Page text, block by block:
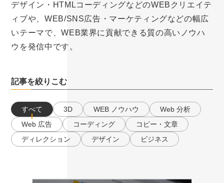
デザイン・HTMLコーディングなどのWEBクリエイテ
ィブや、WEB/SNS広告・マーケティングなどの幅広
いテーマで、WEB業界に貢献できる質の高いノウハ
ウを発信中です。
記事を絞りこむ
すべて 3D WEB ノウハウ
Web 分析
Web 広告
コーディング
コピー・文章
ディレクション
デザイン ビジネス